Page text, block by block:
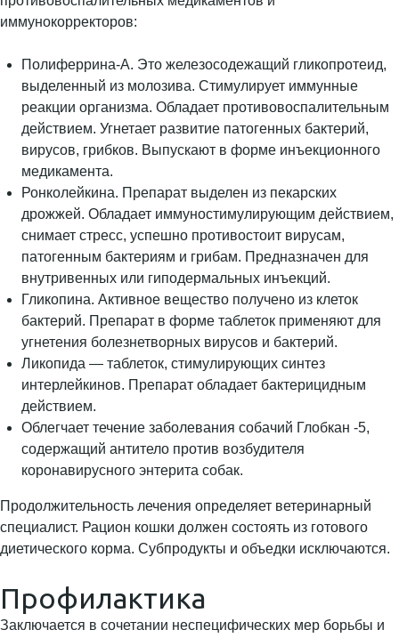
иммунокорректоров:
Полиферрина-А. Это железосодежащий гликопротеид,
выделенный из молозива. Стимулирует иммунные
реакции организма. Обладает противовоспалительным
действием. Угнетает развитие патогенных бактерий,
вирусов, грибков. Выпускают в форме инъекционного
медикамента.
Ронколейкина. Препарат выделен из пекарских
дрожжей. Обладает иммуностимулирующим действием,
снимает стресс, успешно противостоит вирусам,
патогенным бактериям и грибам. Предназначен для
внутривенных или гиподермальных инъекций.
Гликопина. Активное вещество получено из клеток
бактерий. Препарат в форме таблеток применяют для
угнетения болезнетворных вирусов и бактерий.
Ликопида — таблеток, стимулирующих синтез
интерлейкинов. Препарат обладает бактерицидным
действием.
Облегчает течение заболевания собачий Глобкан -5,
содержащий антитело против возбудителя
коронавирусного энтерита собак.
Продолжительность лечения определяет ветеринарный
специалист. Рацион кошки должен состоять из готового
диетического корма. Субпродукты и объедки исключаются.
Профилактика
Заключается в сочетании неспецифических мер борьбы и